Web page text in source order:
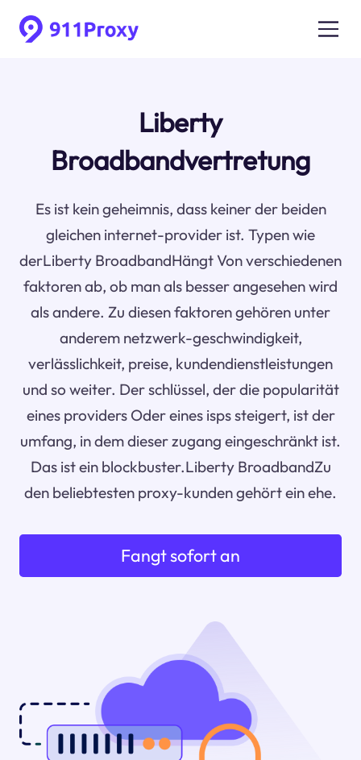
Liberty
Broadbandvertretung
Es ist kein geheimnis, dass keiner der beiden
gleichen internet-provider ist. Typen wie
derLiberty BroadbandHängt Von verschiedenen
faktoren ab, ob man als besser angesehen wird
als andere. Zu diesen faktoren gehören unter
anderem netzwerk-geschwindigkeit,
verlässlichkeit, preise, kundendienstleistungen
und so weiter. Der schlüssel, der die popularität
eines providers Oder eines isps steigert, ist der
umfang, in dem dieser zugang eingeschränkt ist.
Das ist ein blockbuster.Liberty BroadbandZu
den beliebtesten proxy-kunden gehört ein ehe.
Fangt sofort an